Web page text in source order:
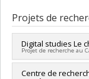
Cycle : Maîtrise
Diplôme obtenu
Lien vers le
Projets de
Digital studies Le
Projet de recherche au
Chercheur
Centre de